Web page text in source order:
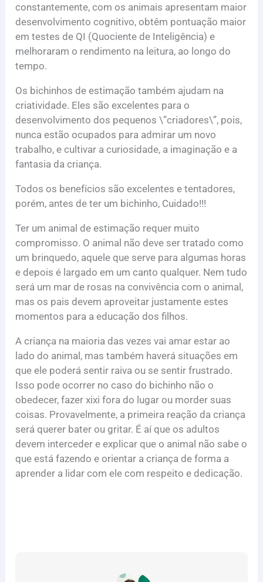
constantemente, com os animais apresentam maior
desenvolvimento cognitivo, obtêm pontuação maior
em testes de QI (Quociente de Inteligência) e
melhoraram o rendimento na leitura, ao longo do
tempo.
Os bichinhos de estimação também ajudam na
criatividade. Eles são excelentes para o
desenvolvimento dos pequenos \”criadores\”, pois,
nunca estão ocupados para admirar um novo
trabalho, e cultivar a curiosidade, a imaginação e a
fantasia da criança.
Todos os benefícios são excelentes e tentadores,
porém, antes de ter um bichinho, Cuidado!!!
Ter um animal de estimação requer muito
compromisso. O animal não deve ser tratado como
um brinquedo, aquele que serve para algumas horas
e depois é largado em um canto qualquer. Nem tudo
será um mar de rosas na convivência com o animal,
mas os pais devem aproveitar justamente estes
momentos para a educação dos filhos.
A criança na maioria das vezes vai amar estar ao
lado do animal, mas também haverá situações em
que ele poderá sentir raiva ou se sentir frustrado.
Isso pode ocorrer no caso do bichinho não o
obedecer, fazer xixi fora do lugar ou morder suas
coisas. Provavelmente, a primeira reação da criança
será querer bater ou gritar. É aí que os adultos
devem interceder e explicar que o animal não sabe o
que está fazendo e orientar a criança de forma a
aprender a lidar com ele com respeito e dedicação.